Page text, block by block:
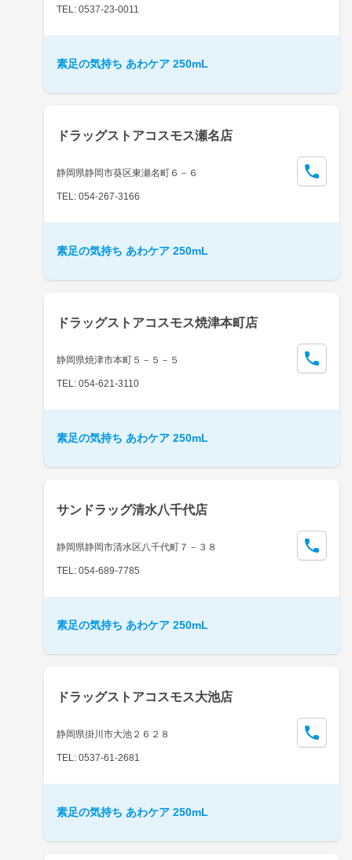
TEL: 0537-23-0011
素足の気持ち あわケア 250mL
ドラッグストアコスモス瀬名店
静岡県静岡市葵区東瀬名町６－６
TEL: 054-267-3166
素足の気持ち あわケア 250mL
ドラッグストアコスモス焼津本町店
静岡県焼津市本町５－５－５
TEL: 054-621-3110
素足の気持ち あわケア 250mL
サンドラッグ清水八千代店
静岡県静岡市清水区八千代町７－３８
TEL: 054-689-7785
素足の気持ち あわケア 250mL
ドラッグストアコスモス大池店
静岡県掛川市大池２６２８
TEL: 0537-61-2681
素足の気持ち あわケア 250mL